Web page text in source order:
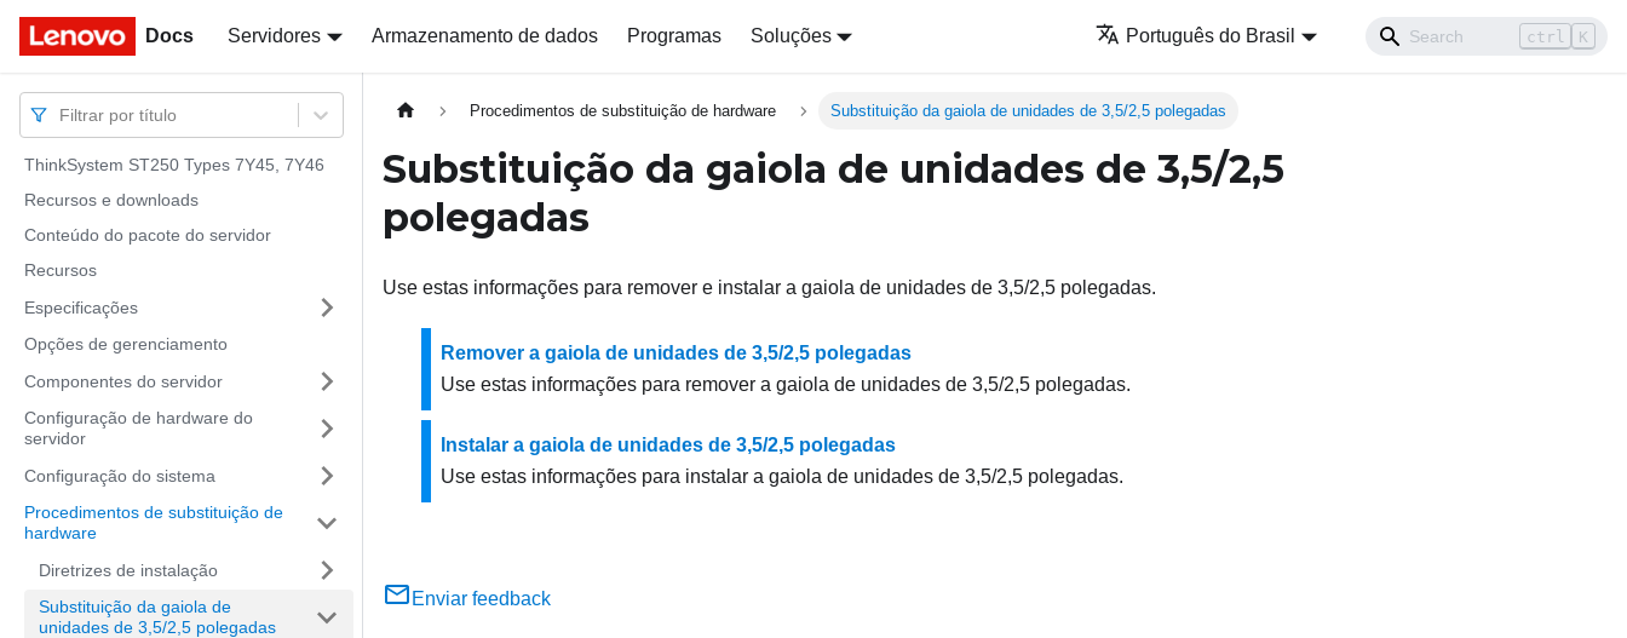
Docs Servidores Armazenamento de dados Programas Soluções Português do Brasil ctrl K
Docs
Filtrar por título
ThinkSystem ST250 Types 7Y45, 7Y46
Recursos e downloads
Conteúdo do pacote do servidor
Recursos
Especificações
Opções de gerenciamento
Componentes do servidor
Configuração de hardware do
servidor
Configuração do sistema
Procedimentos de substituição de
hardware
Diretrizes de instalação
Substituição da gaiola de
unidades de 3,5/2,5 polegadas
Procedimentos de substituição de hardware Substituição da gaiola de unidades de 3,5/2,5 polegadas
Substituição da gaiola de unidades de 3,5/2,5
polegadas
Use estas informações para remover e instalar a gaiola de unidades de 3,5/2,5 polegadas.
Remover a gaiola de unidades de 3,5/2,5 polegadas
Use estas informações para remover a gaiola de unidades de 3,5/2,5 polegadas.
Instalar a gaiola de unidades de 3,5/2,5 polegadas
Use estas informações para instalar a gaiola de unidades de 3,5/2,5 polegadas.
Enviar feedback